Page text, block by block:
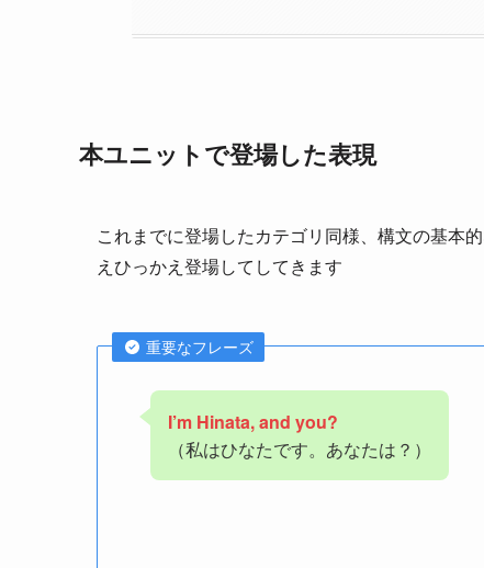
本ユニットで登場した表現
これまでに登場したカテゴリ同様、構文の基本
えひっかえ登場してしてきます
重要なフレーズ
I’m Hinata, and you?
（私はひなたです。あなたは？）